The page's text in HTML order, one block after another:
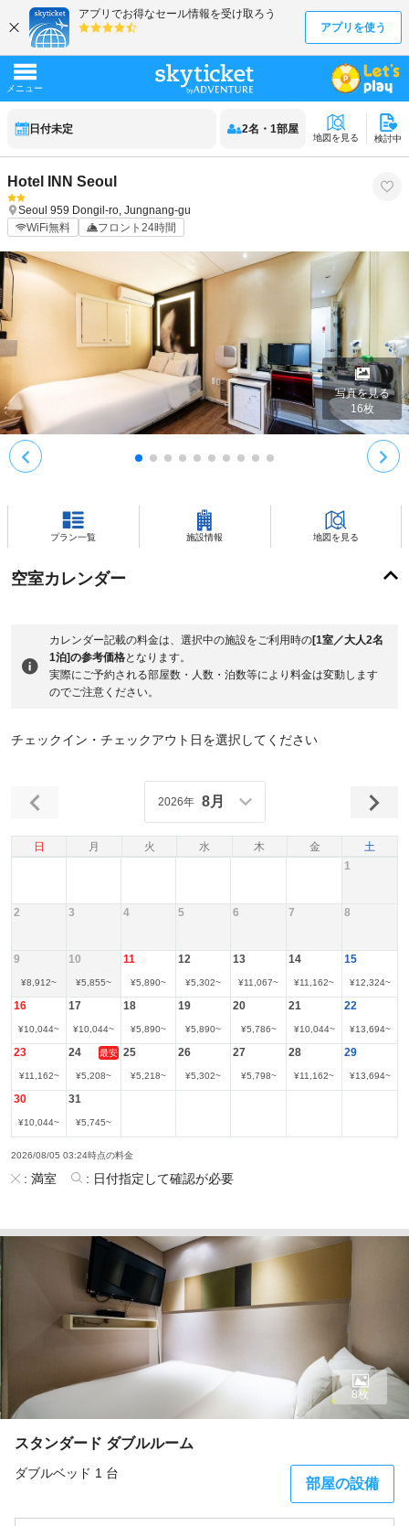
日付未定 2名 ・ 1部屋
地図を見る 検討中
Hotel INN Seoul
Seoul 959 Dongil-ro, Jungnang-gu
WiFi無料
フロント24時間
写真を見る
16枚
プラン一覧 施設情報 地図を見る
空室カレンダー
カレンダー記載の料金は、選択中の施設をご利用時の[1室／大人2名
1泊]の参考価格となります。
実際にご予約される部屋数・人数・泊数等により料金は変動します
のでご注意ください。
チェックイン・チェックアウト日を選択してください
日 月 火 水 木 金 土
2026年 8月
1
2 3 4 5 6 7 8
9
¥8,912~
10
¥5,855~
11
¥5,890~
12
¥5,302~
13
¥11,067~
14
¥11,162~
15
¥12,324~
16
¥10,044~
17
¥10,044~
18
¥5,890~
19
¥5,890~
20
¥5,786~
21
¥10,044~
22
¥13,694~
23
¥11,162~
24 最安
¥5,208~
25
¥5,218~
26
¥5,302~
27
¥5,798~
28
¥11,162~
29
¥13,694~
30
¥10,044~
31
¥5,745~
2026/08/05 03:24時点の料金
: 満室 : 日付指定して確認が必要
スタンダード ダブルルーム
ダブルベッド 1 台
部屋の設備
8枚